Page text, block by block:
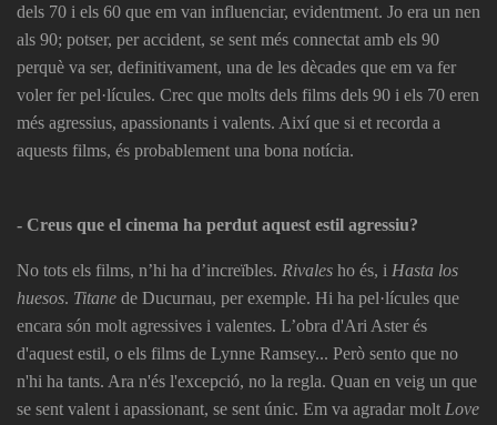
dels 70 i els 60 que em van influenciar, evidentment. Jo era un nen
als 90; potser, per accident, se sent més connectat amb els 90
perquè va ser, definitivament, una de les dècades que em va fer
voler fer pel·lícules. Crec que molts dels films dels 90 i els 70 eren
més agressius, apassionants i valents. Així que si et recorda a
aquests films, és probablement una bona notícia.
- Creus que el cinema ha perdut aquest estil agressiu?
No tots els films, n’hi ha d’increïbles. Rivales ho és, i Hasta los
huesos. Titane de Ducurnau, per exemple. Hi ha pel·lícules que
encara són molt agressives i valentes. L’obra d'Ari Aster és
d'aquest estil, o els films de Lynne Ramsey... Però sento que no
n'hi ha tants. Ara n'és l'excepció, no la regla. Quan en veig un que
se sent valent i apassionant, se sent únic. Em va agradar molt Love